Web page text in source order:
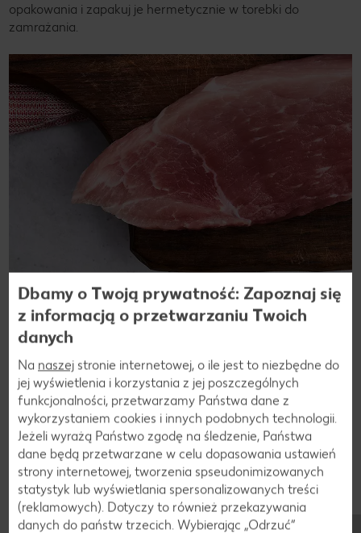
opakowania i zapakuj je hermetycznie w torebki do
zamrażania.
Przepisy
Dania ze sznycla wieprzowego
Dbamy o Twoją prywatność: Zapoznaj się
z informacją o przetwarzaniu Twoich
danych
Na naszej stronie internetowej, o ile jest to niezbędne do
jej wyświetlenia i korzystania z jej poszczególnych
funkcjonalności, przetwarzamy Państwa dane z
wykorzystaniem cookies i innych podobnych technologii.
Jeżeli wyrażą Państwo zgodę na śledzenie, Państwa
dane będą przetwarzane w celu dopasowania ustawień
strony internetowej, tworzenia spseudonimizowanych
statystyk lub wyświetlania spersonalizowanych treści
(reklamowych). Dotyczy to również przekazywania
danych do państw trzecich. Wybierając „Odrzuć“